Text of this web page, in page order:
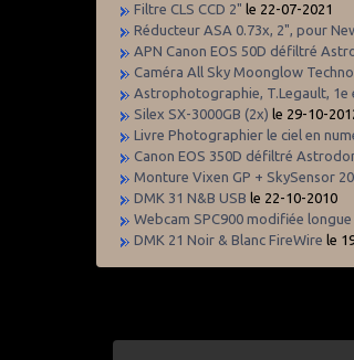
Filtre CLS CCD 2" le 22-07-2021
Réducteur ASA 0.73x, 2", pour
APN Canon EOS 50D défiltré
Caméra All Sky Moonglow
Astrophotographie, T.Legault, 1e
Silex SX-3000GB (2x) le 29-10-
Livre Photographier le ciel en
Canon EOS 350D défiltré
Monture Vixen GP + SkySensor
DMK 31 N&B USB le 22-10-2010
Webcam SPC900 modifiée
DMK 21 Noir & Blanc FireWire le